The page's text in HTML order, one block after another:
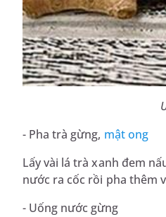
- Pha trà gừng, mật ong
Lấy vài lá trà xanh đem
nước ra cốc rồi pha thêm
- Uống nước gừng